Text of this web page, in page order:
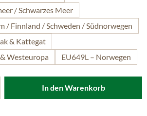
/ Schwarzes Meer
/ Finnland / Schweden / Südnorwegen
& Kattegat
Westeuropa
EU649L – Norwegen
In den Warenkorb